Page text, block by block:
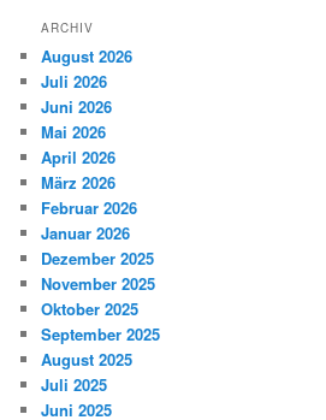
h
n
ARCHIV
August 2026
Juli 2026
Juni 2026
Mai 2026
April 2026
März 2026
Februar 2026
Januar 2026
Dezember 2025
November 2025
Oktober 2025
September 2025
August 2025
Juli 2025
Juni 2025